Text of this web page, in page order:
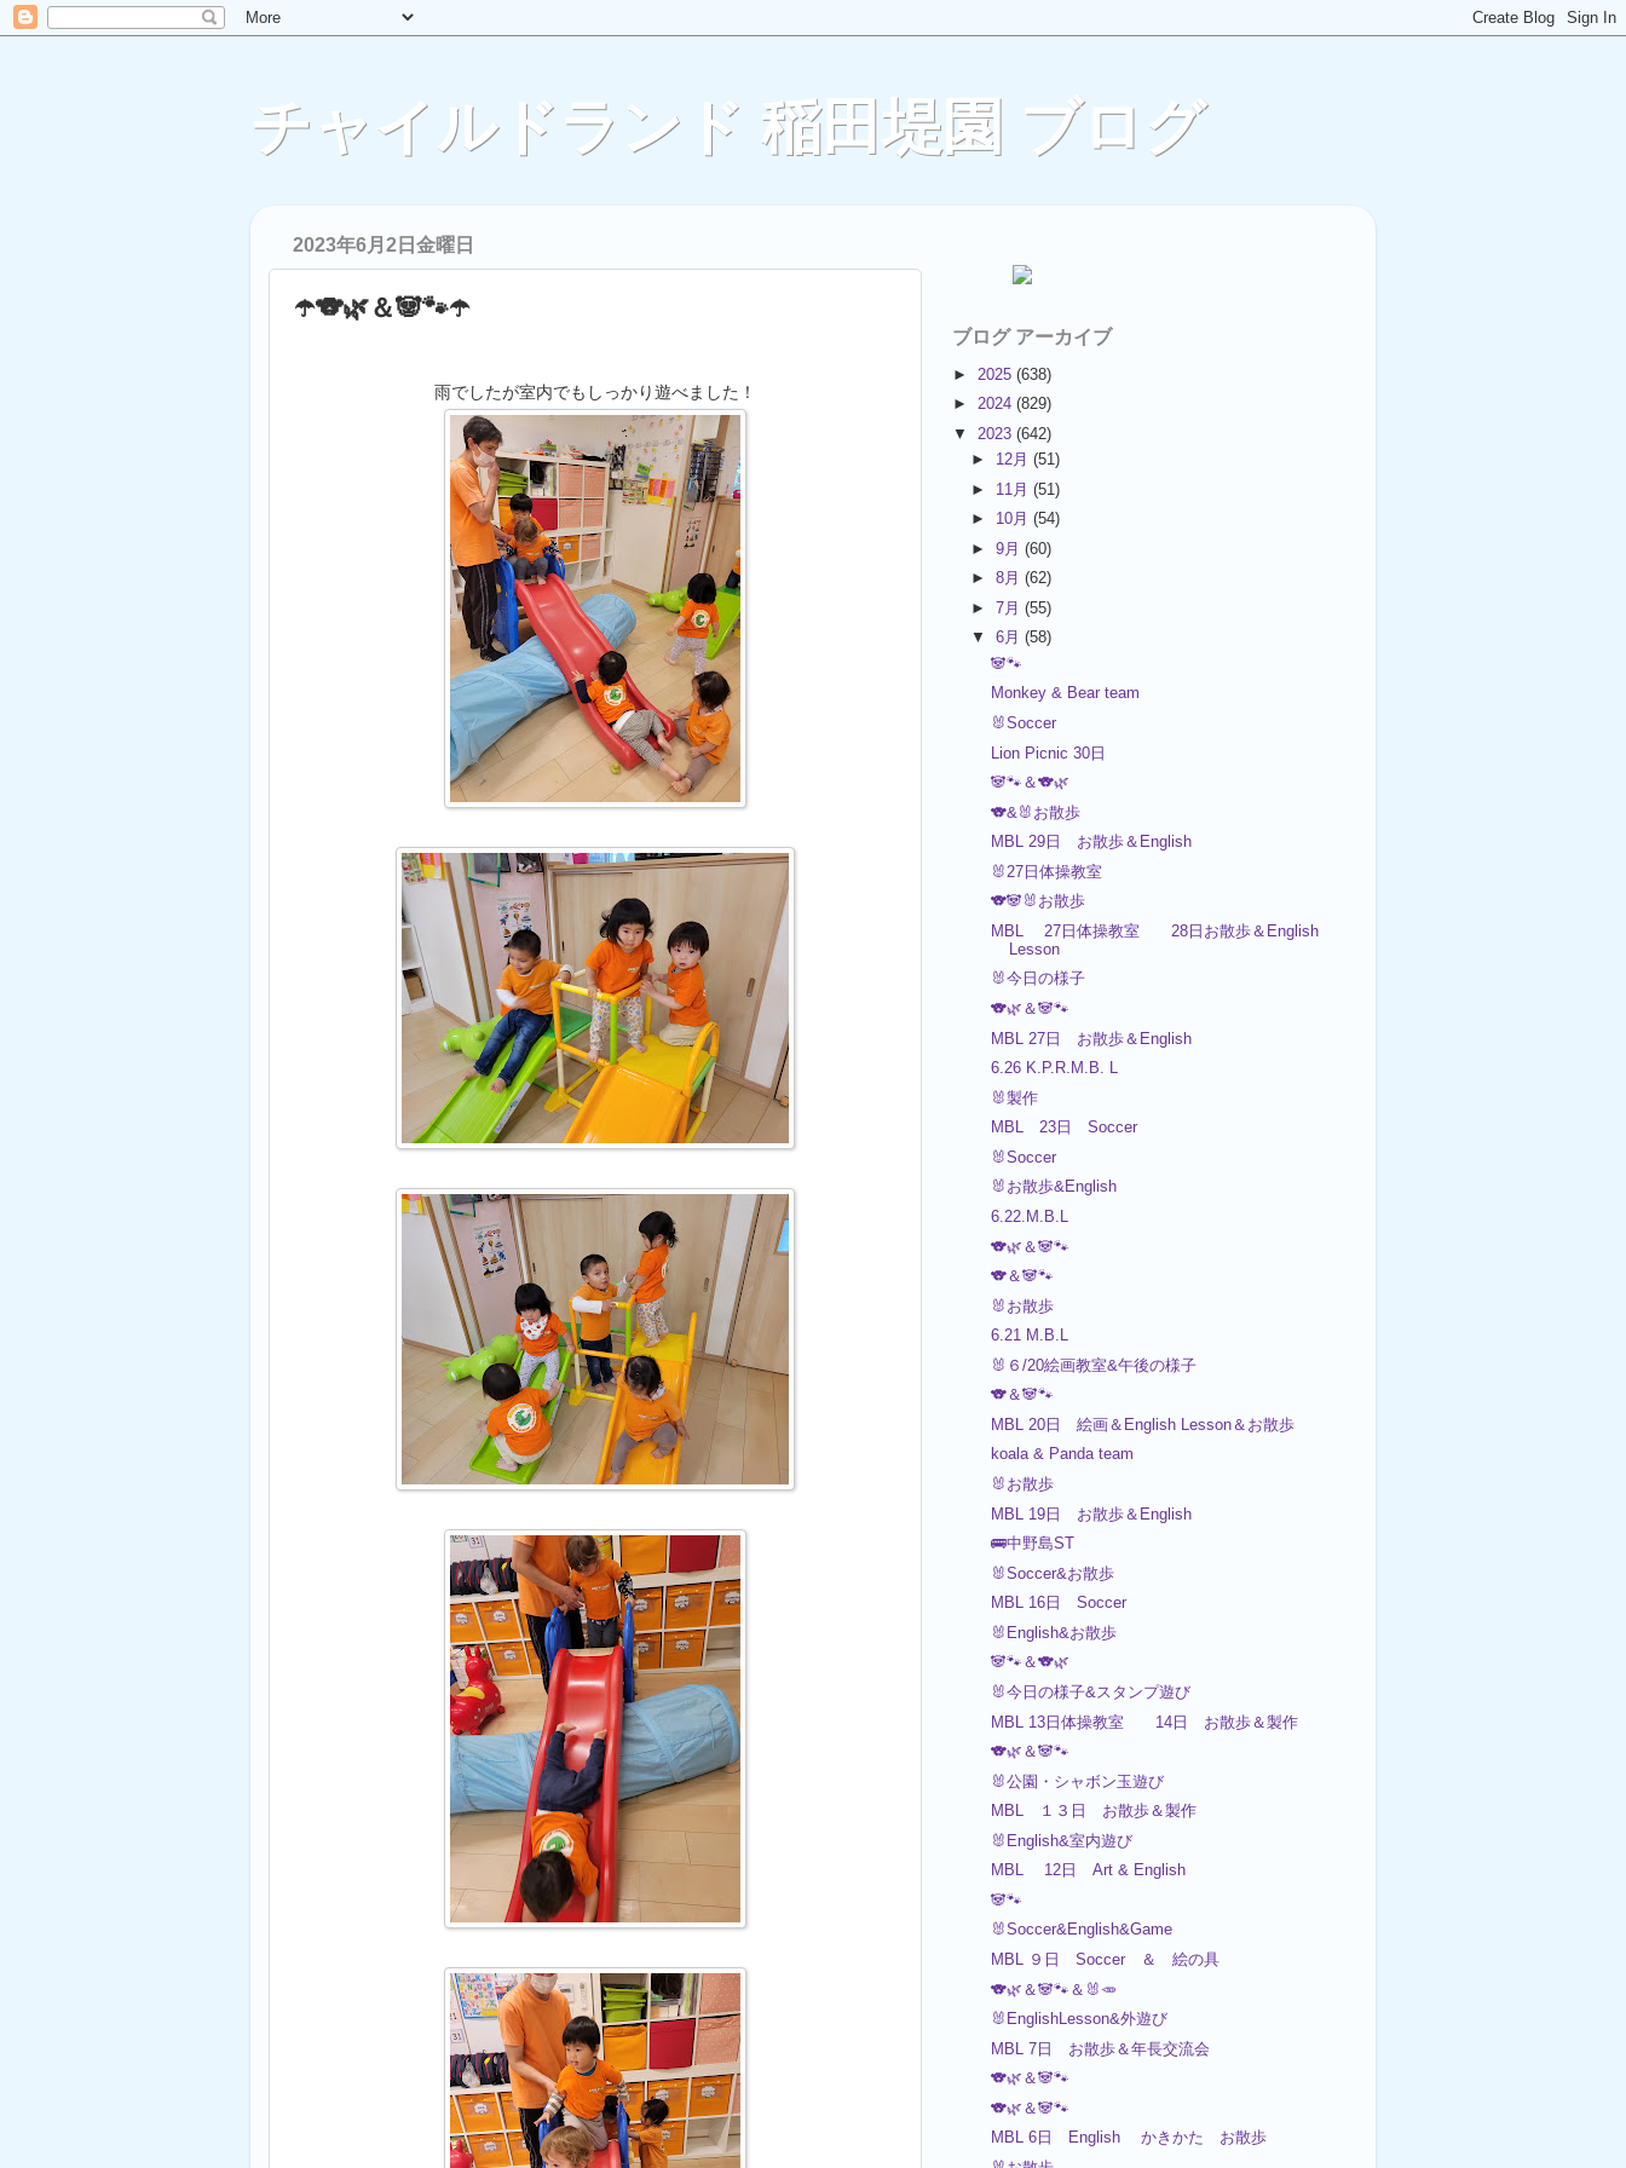
チャイルドランド 稲田堤園 ブログ
2023年6月2日金曜日
☂️🐨🌿＆🐼🐾☂️
雨でしたが室内でもしっかり遊べました！
ブログ アーカイブ
► 2025 (638)
► 2024 (829)
▼ 2023 (642)
► 12月(51)
► 11月(51)
► 10月(54)
►9月(60)
►8月(62)
►7月(55)
▼6月(58)
🐼🐾
Monkey & Bear team
🐰Soccer
Lion Picnic 30日
🐼🐾＆🐨🌿
🐨&🐰お散歩
MBL 29日 お散歩＆English
🐰27日体操教室
🐨🐼🐰お散歩
MBL 27日体操教室 28日お散歩＆English
Lesson
🐰今日の様子
🐨🌿＆🐼🐾
MBL 27日 お散歩＆English
6.26 K.P.R.M.B. L
🐰製作
MBL 23日 Soccer
🐰Soccer
🐰お散歩&English
6.22.M.B.L
🐨🌿＆🐼🐾
🐨＆🐼🐾
🐰お散歩
6.21 M.B.L
🐰６/20絵画教室&午後の様子
🐨＆🐼🐾
MBL 20日 絵画＆English Lesson＆お散歩
koala & Panda team
🐰お散歩
MBL 19日 お散歩＆English
🚌中野島ST
🐰Soccer&お散歩
MBL 16日 Soccer
🐰English&お散歩
🐼🐾＆🐨🌿
🐰今日の様子&スタンプ遊び
MBL 13日体操教室 14日 お散歩＆製作
🐨🌿＆🐼🐾
🐰公園・シャボン玉遊び
MBL １３日 お散歩＆製作
🐰English&室内遊び
MBL 12日 Art & English
🐼🐾
🐰Soccer&English&Game
MBL ９日 Soccer ＆ 絵の具
🐨🌿＆🐼🐾＆🐰🥕
🐰EnglishLesson&外遊び
MBL 7日 お散歩＆年長交流会
🐨🌿＆🐼🐾
🐨🌿＆🐼🐾
MBL 6日 English かきかた お散歩